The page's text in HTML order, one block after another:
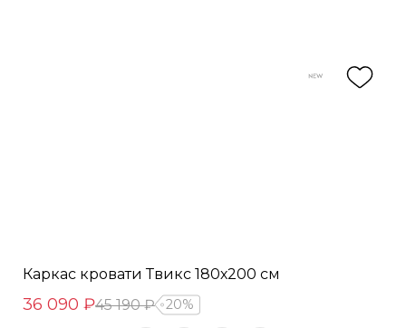
Каркас кровати Твикс 180х200 см
36 090 ₽45 190 ₽ 20%